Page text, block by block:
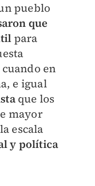
pueblo
que
para
en
e igual
que los
mayor
escala
y política